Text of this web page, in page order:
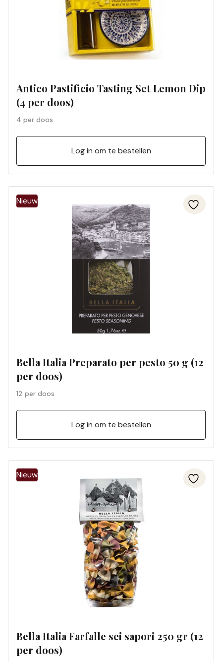
Antico Pastificio Tasting Set Lemon Dip
(4 per doos)
4 per doos
Log in om te bestellen
Bella Italia Preparato per pesto 50 g (12
per doos)
12 per doos
Log in om te bestellen
Bella Italia Farfalle sei sapori 250 gr (12
per doos)